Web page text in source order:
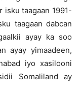
isku taagaan 1991-
taagaan dabcan
ayay ka soo
ayay yimaadeen,
iyo xasilooni
Somaliland ay